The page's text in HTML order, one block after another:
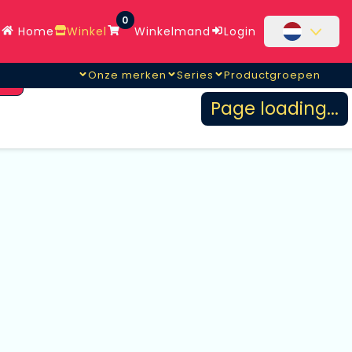
Home Winkel
0
Winkelmand Login
Onze merken Series Productgroepen
Page loading...